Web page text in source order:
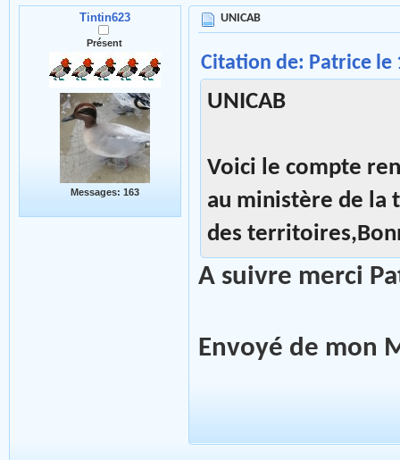
Tintin623
Présent
Messages: 163
UNICAB
Citation de: Patrice le
UNICAB
Voici le compte
au ministère de la
des
A suivre merci
Envoyé de mon